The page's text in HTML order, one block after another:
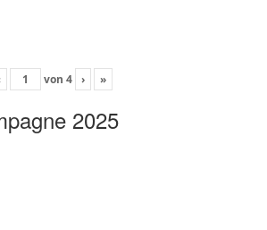
von 4 › »
2025